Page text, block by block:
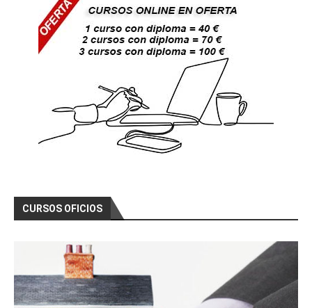
CURSOS OFICIOS